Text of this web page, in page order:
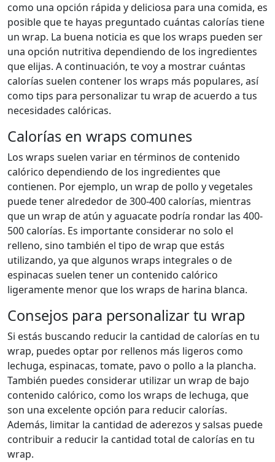
como una opción rápida y deliciosa para una comida, es
posible que te hayas preguntado cuántas calorías tiene
un wrap. La buena noticia es que los wraps pueden ser
una opción nutritiva dependiendo de los ingredientes
que elijas. A continuación, te voy a mostrar cuántas
calorías suelen contener los wraps más populares, así
como tips para personalizar tu wrap de acuerdo a tus
necesidades calóricas.
Calorías en wraps comunes
Los wraps suelen variar en términos de contenido
calórico dependiendo de los ingredientes que
contienen. Por ejemplo, un wrap de pollo y vegetales
puede tener alrededor de 300-400 calorías, mientras
que un wrap de atún y aguacate podría rondar las 400-
500 calorías. Es importante considerar no solo el
relleno, sino también el tipo de wrap que estás
utilizando, ya que algunos wraps integrales o de
espinacas suelen tener un contenido calórico
ligeramente menor que los wraps de harina blanca.
Consejos para personalizar tu wrap
Si estás buscando reducir la cantidad de calorías en tu
wrap, puedes optar por rellenos más ligeros como
lechuga, espinacas, tomate, pavo o pollo a la plancha.
También puedes considerar utilizar un wrap de bajo
contenido calórico, como los wraps de lechuga, que
son una excelente opción para reducir calorías.
Además, limitar la cantidad de aderezos y salsas puede
contribuir a reducir la cantidad total de calorías en tu
wrap.